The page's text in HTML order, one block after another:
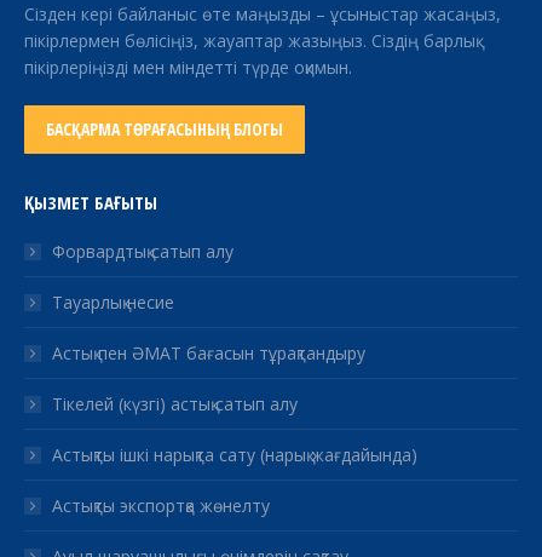
Сізден кері байланыс өте маңызды – ұсыныстар жасаңыз,
пікірлермен бөлісіңіз, жауаптар жазыңыз. Сіздің барлық
пікірлеріңізді мен міндетті түрде оқимын.
БАСҚАРМА ТӨРАҒАСЫНЫҢ БЛОГЫ
ҚЫЗМЕТ БАҒЫТЫ
Форвардтық сатып алу
Тауарлық несие
Астық пен ӘМАТ бағасын тұрақтандыру
Тікелей (күзгі) астық сатып алу
Астықты ішкі нарықта сату (нарық жағдайында)
Астықты экспортқа жөнелту